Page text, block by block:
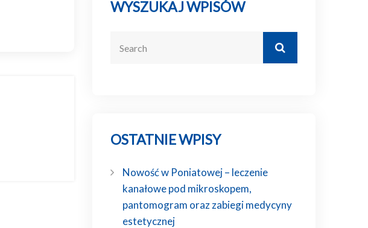
WYSZUKAJ WPISÓW
OSTATNIE WPISY
Nowość w Poniatowej – leczenie
kanałowe pod mikroskopem,
pantomogram oraz zabiegi medycyny
estetycznej